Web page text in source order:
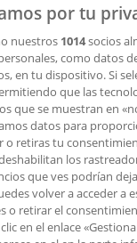
y de marketing
en el mapa
problema en la
por tu
nuestros 1014socios
como datos
en tu dispositivo. Si
que las
que se muestran en
datos para
o retiras tu
los
que ves podrían
volver a acceder a
o retirar el
en el enlace